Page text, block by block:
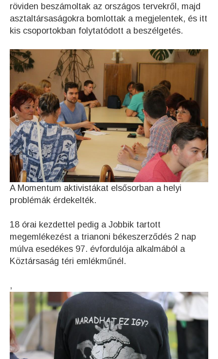
röviden beszámoltak az országos tervekről, majd
asztaltársaságokra bomlottak a megjelentek, és itt
kis csoportokban folytatódott a beszélgetés.
A Momentum aktivistákat elsősorban a helyi
problémák érdekelték.
18 órai kezdettel pedig a Jobbik tartott
megemlékezést a trianoni békeszerződés 2 nap
múlva esedékes 97. évfordulója alkalmából a
Köztársaság téri emlékműnél.
,